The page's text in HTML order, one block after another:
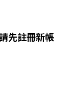
先註冊新帳